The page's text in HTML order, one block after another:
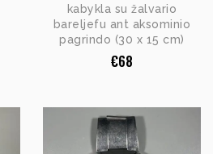
kabykla su žalvario
bareljefu ant aksominio
pagrindo (30 x 15 cm)
€68